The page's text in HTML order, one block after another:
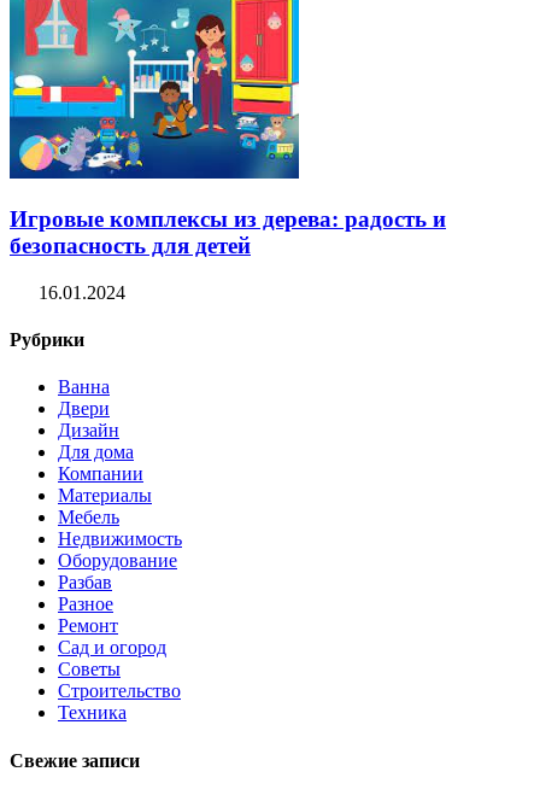
Игровые комплексы из дерева: радость и
безопасность для детей
16.01.2024
Рубрики
Ванна
Двери
Дизайн
Для дома
Компании
Материалы
Мебель
Недвижимость
Оборудование
Разбав
Разное
Ремонт
Сад и огород
Советы
Строительство
Техника
Свежие записи